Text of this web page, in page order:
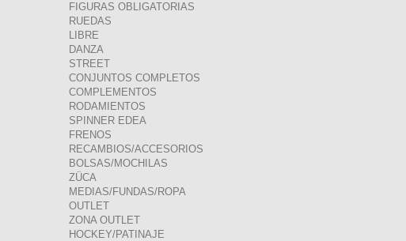
FIGURAS OBLIGATORIAS
RUEDAS
LIBRE
DANZA
STREET
CONJUNTOS COMPLETOS
COMPLEMENTOS
RODAMIENTOS
SPINNER EDEA
FRENOS
RECAMBIOS/ACCESORIOS
BOLSAS/MOCHILAS
ZÜCA
MEDIAS/FUNDAS/ROPA
OUTLET
ZONA OUTLET
HOCKEY/PATINAJE